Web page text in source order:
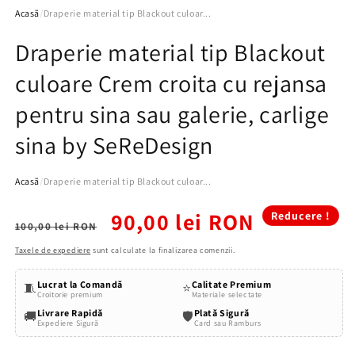
Acasă/Draperie material tip Blackout culoar...
Draperie material tip Blackout
culoare Crem croita cu rejansa
pentru sina sau galerie, carlige
sina by SeReDesign
Acasă/Draperie material tip Blackout culoar...
Preț
obișnuit
100,00 lei RON
Preț
redus
90,00 lei RON Reducere !
Taxele de expediere sunt calculate la finalizarea comenzii.
🧵 Lucrat la Comandă
Croitorie premium ⭐Calitate Premium
Materiale selectate
🚚 Livrare Rapidă
Expediere Sigură 🛡️ Plată Sigură
Card sau Ramburs